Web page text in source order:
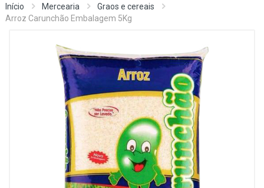
Início Mercearia
Graos e cereais
Arroz Carunchão Embalagem 5Kg